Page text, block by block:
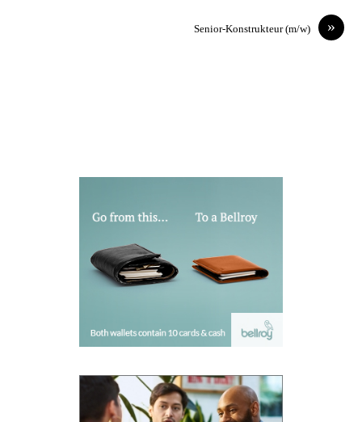
»
Senior-Konstrukteur (m/w)